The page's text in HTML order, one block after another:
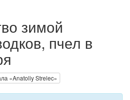
зимой
пчел в
«Anatoliy Strelec»